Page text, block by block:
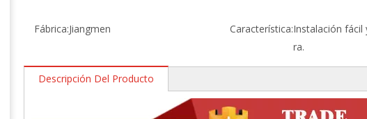
Fábrica:Jiangmen Característica:Instalación fácil
ra.
Descripción Del Producto